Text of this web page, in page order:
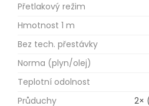
Přetlakový režim
Hmotnost 1 m
Bez tech. přestávky
Norma (plyn/olej)
Teplotní odolnost
Průduchy
2×